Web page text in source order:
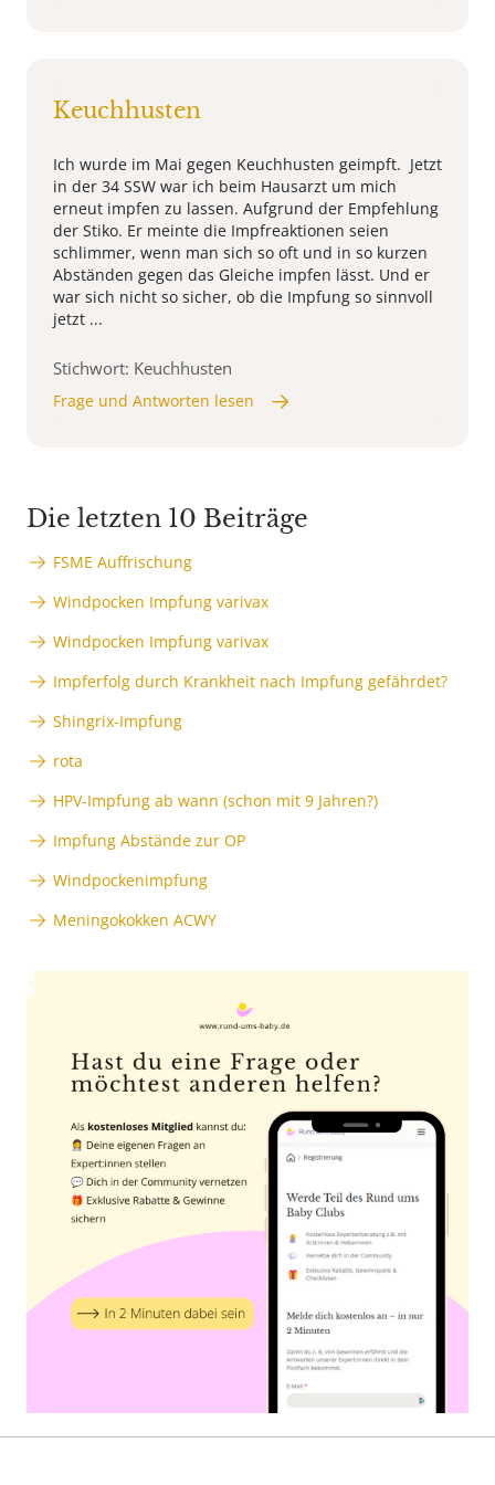
Keuchhusten
Ich wurde im Mai gegen Keuchhusten geimpft. Jetzt
in der 34 SSW war ich beim Hausarzt um mich
erneut impfen zu lassen. Aufgrund der Empfehlung
der Stiko. Er meinte die Impfreaktionen seien
schlimmer, wenn man sich so oft und in so kurzen
Abständen gegen das Gleiche impfen lässt. Und er
war sich nicht so sicher, ob die Impfung so sinnvoll
jetzt ...
Stichwort: Keuchhusten
Frage und Antworten lesen
Die letzten 10 Beiträge
FSME Auffrischung
Windpocken Impfung varivax
Windpocken Impfung varivax
Impferfolg durch Krankheit nach Impfung gefährdet?
Shingrix-Impfung
rota
HPV-Impfung ab wann (schon mit 9 Jahren?)
Impfung Abstände zur OP
Windpockenimpfung
Meningokokken ACWY